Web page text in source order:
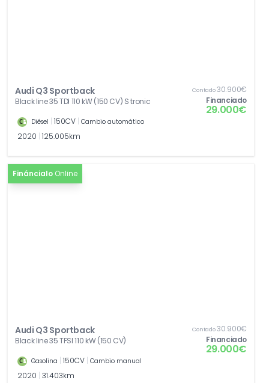
Audi Q3 Sportback
Black line 35 TDI 110 kW (150 CV) S tronic
Contado30.900€
Financiado
29.000€
Diésel 150CV Cambio automático
2020 125.005km
Fináncialo Online
Audi Q3 Sportback
Black line 35 TFSI 110 kW (150 CV)
Contado30.900€
Financiado
29.000€
Gasolina 150CV Cambio manual
2020 31.403km